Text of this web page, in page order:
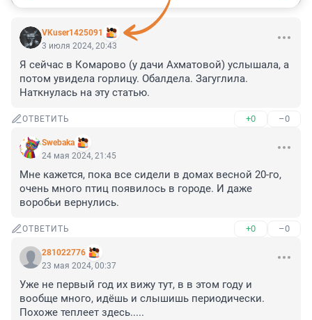
VKuser1425091
3 июля 2024, 20:43
Я сейчас в Комарово (у дачи Ахматовой) услышала, а
потом увидела горлицу. Обалдела. Загуглила.
Наткнулась на эту статью.
ОТВЕТИТЬ +0 –0
Swebaka
24 мая 2024, 21:45
Мне кажется, пока все сидели в домах весной 20-го,
очень много птиц появилось в городе. И даже
воробьи вернулись.
ОТВЕТИТЬ +0 –0
281022776
23 мая 2024, 00:37
Уже не первый год их вижу тут, в в этом году и
вообще много, идёшь и слышишь периодически.
Похоже теплеет здесь.....